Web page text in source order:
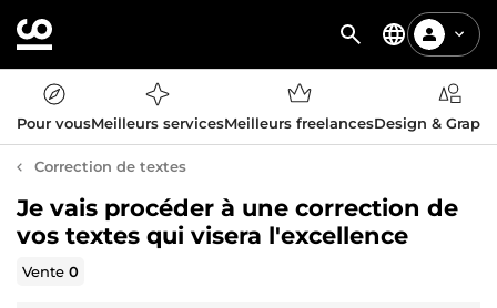
Pour vousMeilleurs servicesMeilleurs freelancesDesign &
Correction de textes
Je vais procéder à une correction de
vos textes qui visera l'excellence
Vente0